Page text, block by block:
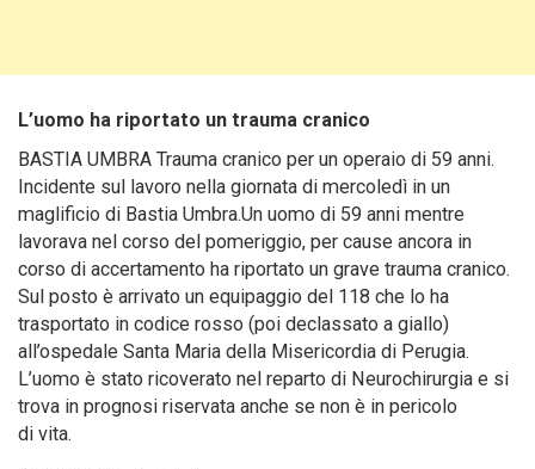
L’uomo ha riportato un trauma cranico
BASTIA UMBRA Trauma cranico per un operaio di 59 anni.
Incidente sul lavoro nella giornata di mercoledì in un
maglificio di Bastia Umbra.Un uomo di 59 anni mentre
lavorava nel corso del pomeriggio, per cause ancora in
corso di accertamento ha riportato un grave trauma cranico.
Sul posto è arrivato un equipaggio del 118 che lo ha
trasportato in codice rosso (poi declassato a giallo)
all’ospedale Santa Maria della Misericordia di Perugia.
L’uomo è stato ricoverato nel reparto di Neurochirurgia e si
trova in prognosi riservata anche se non è in pericolo
di vita.